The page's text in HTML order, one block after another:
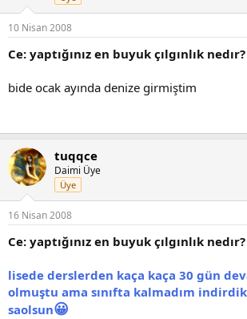
10 Nisan 2008
Ce: yaptığınız en buyuk çılgınlık nedır?
bide ocak ayında denize girmiştim
tuqqce
Daimi Üye
Üye
16 Nisan 2008
Ce: yaptığınız en buyuk çılgınlık nedır?
lisede derslerden kaça kaça 30 gün
olmuştu ama sınıfta kalmadım
saolsun😀